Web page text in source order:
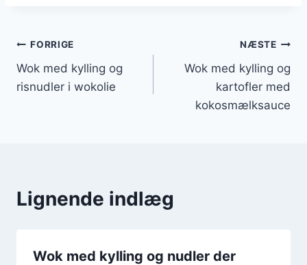
Indlægsnavigation
FORRIGE
Wok med kylling og
risnudler i wokolie
NÆSTE
Wok med kylling og
kartofler med
kokosmælksauce
Lignende indlæg
Wok med kylling og nudler der